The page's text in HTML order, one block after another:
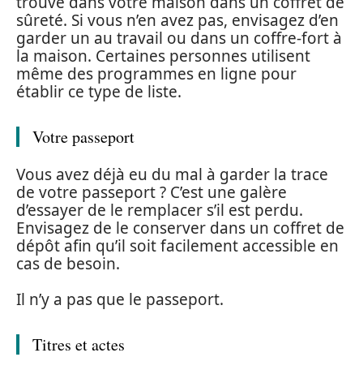
sûreté. Si vous n’en avez pas, envisagez d’en
garder un au travail ou dans un coffre-fort à
la maison. Certaines personnes utilisent
même des programmes en ligne pour
établir ce type de liste.
Votre passeport
Vous avez déjà eu du mal à garder la trace
de votre passeport ? C’est une galère
d’essayer de le remplacer s’il est perdu.
Envisagez de le conserver dans un coffret de
dépôt afin qu’il soit facilement accessible en
cas de besoin.
Il n’y a pas que le passeport.
Titres et actes